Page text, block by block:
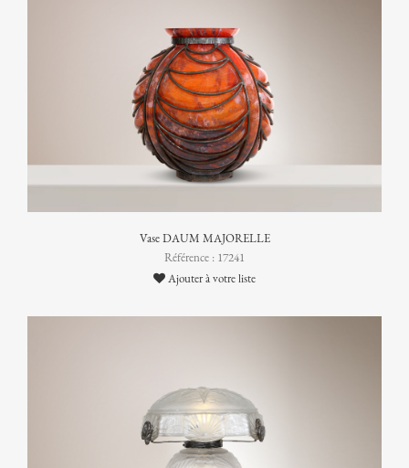
Vase DAUM MAJORELLE
Référence : 17241
Ajouter à votre liste